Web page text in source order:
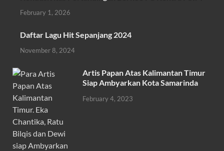
b
o
o
k
er
A
p
p
February 1, 2026
Daftar Lagu Hit Sepanjang 2024
November 8, 2024
Artis Papan Atas Kalimantan Timur
Siap Ambyarkan Kota Samarinda
February 4, 2023